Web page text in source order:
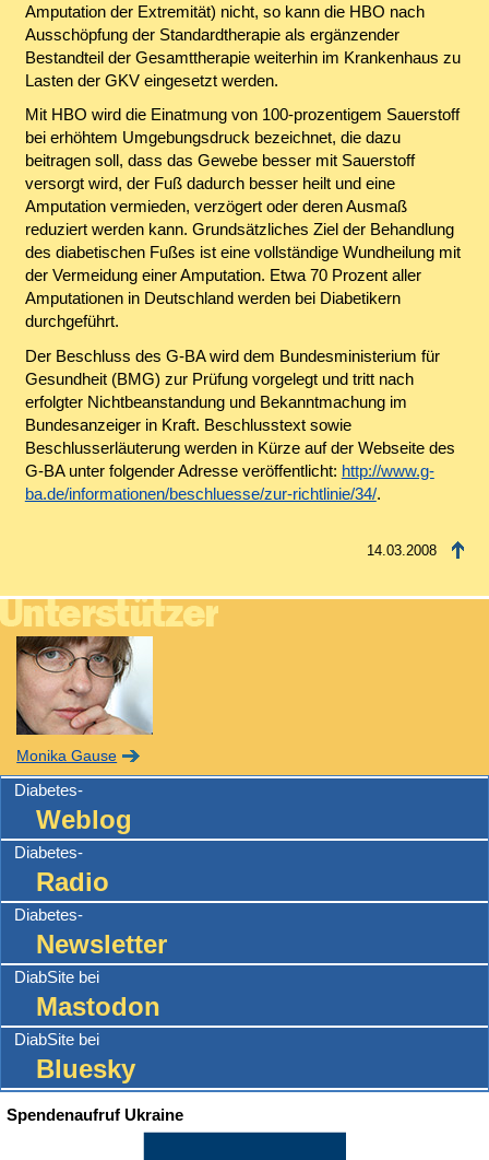
Amputation der Extremität) nicht, so kann die HBO nach
Ausschöpfung der Standardtherapie als ergänzender
Bestandteil der Gesamttherapie weiterhin im Krankenhaus zu
Lasten der GKV eingesetzt werden.
Mit HBO wird die Einatmung von 100-prozentigem Sauerstoff
bei erhöhtem Umgebungsdruck bezeichnet, die dazu
beitragen soll, dass das Gewebe besser mit Sauerstoff
versorgt wird, der Fuß dadurch besser heilt und eine
Amputation vermieden, verzögert oder deren Ausmaß
reduziert werden kann. Grundsätzliches Ziel der Behandlung
des diabetischen Fußes ist eine vollständige Wundheilung mit
der Vermeidung einer Amputation. Etwa 70 Prozent aller
Amputationen in Deutschland werden bei Diabetikern
durchgeführt.
Der Beschluss des G-BA wird dem Bundesministerium für
Gesundheit (BMG) zur Prüfung vorgelegt und tritt nach
erfolgter Nichtbeanstandung und Bekanntmachung im
Bundesanzeiger in Kraft. Beschlusstext sowie
Beschlusserläuterung werden in Kürze auf der Webseite des
G-BA unter folgender Adresse veröffentlicht: http://www.g-
ba.de/informationen/beschluesse/zur-richtlinie/34/.
14.03.2008
Monika Gause
Diabetes-
Weblog
Diabetes-
Radio
Diabetes-
Newsletter
DiabSite bei
Mastodon
DiabSite bei
Bluesky
Spendenaufruf Ukraine